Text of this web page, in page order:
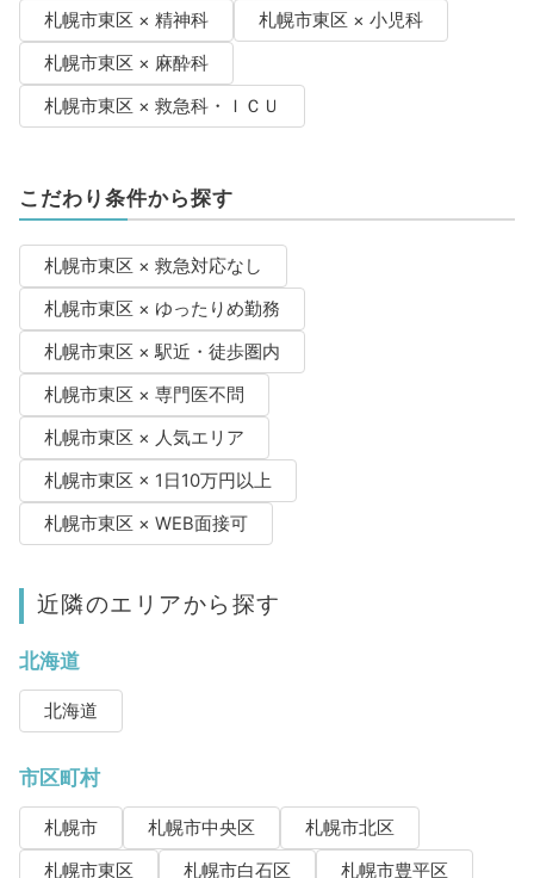
札幌市東区 × 精神科
札幌市東区 × 小児科
札幌市東区 × 麻酔科
札幌市東区 × 救急科・ＩＣＵ
こだわり条件から探す
札幌市東区 × 救急対応なし
札幌市東区 × ゆったりめ勤務
札幌市東区 × 駅近・徒歩圏内
札幌市東区 × 専門医不問
札幌市東区 × 人気エリア
札幌市東区 × 1日10万円以上
札幌市東区 × WEB面接可
近隣のエリアから探す
北海道
北海道
市区町村
札幌市 札幌市中央区
札幌市北区
札幌市東区
札幌市白石区 札幌市豊平区